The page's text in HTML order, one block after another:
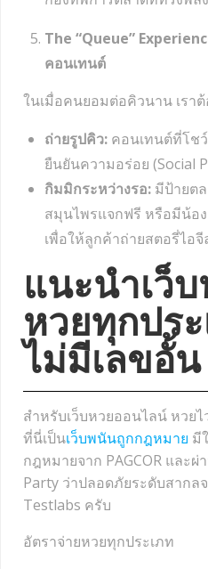
The “Queue”
คอนเทนต์
ในเมื่อคนยอมต่อคิวนาน เราต้
ถ่ายรูปคิว: คอนเทนต์ที่โช
ยืนยันความอร่อย (Social
กิมมิกระหว่างรอ: มีป้ายต
สมุนไพรแจกฟรี หรือมีน้อ
เพื่อให้ลูกค้าถ่ายสตอรี่ไอ
แนะนำเว็
หวยทุกปร
ไม่มีเลขอั้น
สำหรับเว็บหวยออนไลน์ หวย
ที่นี่เป็นเว็บพนันถูกกฎหมาย มี
กฎหมายจาก PAGCOR และ
Party ว่าปลอดภัยระดับสากล
Testlabs ครับ
อัตราจ่ายหวยทุกประเภท